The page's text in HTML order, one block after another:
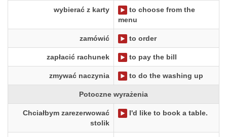
wybierać z karty
to choose from the
menu
zamówić to order
zapłacić rachunek to pay the bill
zmywać naczynia to do the washing up
Potoczne wyrażenia
Chciałbym zarezerwować
stolik
I'd like to book a table.